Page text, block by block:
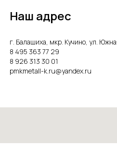
Наш адрес
г. Балашиха, мкр. Кучино, ул.
8 495 363 77 29
8 926 313 30 01
pmkmetall-k.ru@yandex.ru